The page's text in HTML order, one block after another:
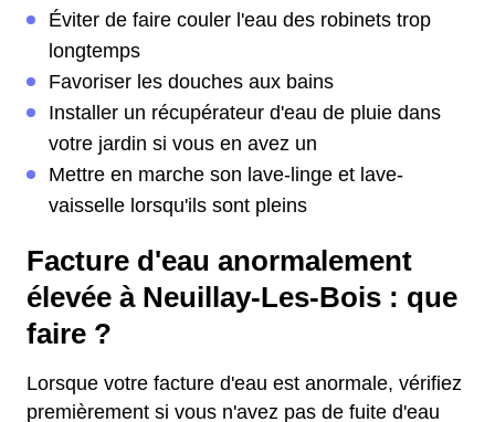
Éviter de faire couler l'eau des robinets trop
longtemps
Favoriser les douches aux bains
Installer un récupérateur d'eau de pluie dans
votre jardin si vous en avez un
Mettre en marche son lave-linge et lave-
vaisselle lorsqu'ils sont pleins
Facture d'eau anormalement
élevée à Neuillay-Les-Bois : que
faire ?
Lorsque votre facture d'eau est anormale, vérifiez
premièrement si vous n'avez pas de fuite d'eau